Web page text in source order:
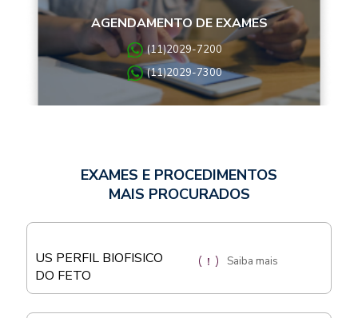
AGENDAMENTO DE EXAMES
(11)2029-7200
(11)2029-7300
EXAMES E PROCEDIMENTOS
MAIS PROCURADOS
US PERFIL BIOFISICO
DO FETO
Saiba mais